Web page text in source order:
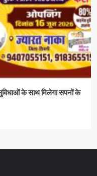
के साथ मिलेगा सपनों के